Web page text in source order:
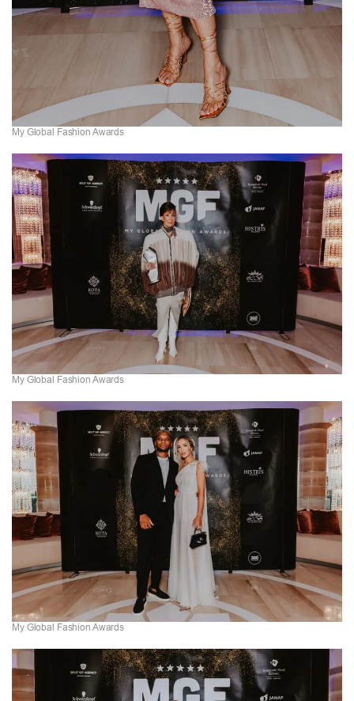
My Global Fashion Awards
My Global Fashion Awards
My Global Fashion Awards